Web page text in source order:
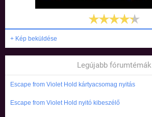
+ Kép beküldése
Legújabb fórumtémák
Escape from Violet Hold kártyacsomag nyitás
Escape from Violet Hold nyitó kibeszélő